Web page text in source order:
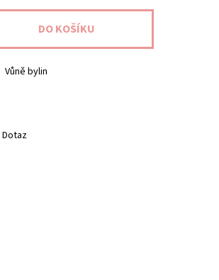
Vůně bylin
Dotaz